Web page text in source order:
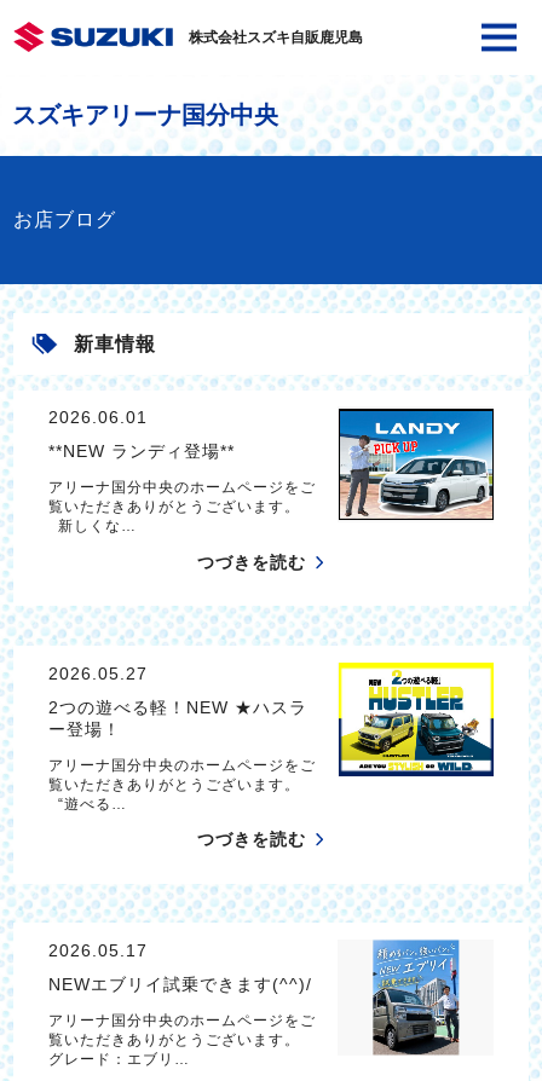
株式会社スズキ自販鹿児島
スズキアリーナ国分中央
お店ブログ
新車情報
2026.06.01
**NEW ランディ登場**
アリーナ国分中央のホームページをご
覧いただきありがとうございます。
新しくな…
つづきを読む
2026.05.27
2つの遊べる軽！NEW ★ハスラ
ー登場！
アリーナ国分中央のホームページをご
覧いただきありがとうございます。
“遊べる…
つづきを読む
2026.05.17
NEWエブリイ試乗できます(^^)/
アリーナ国分中央のホームページをご
覧いただきありがとうございます。
グレード：エブリ…